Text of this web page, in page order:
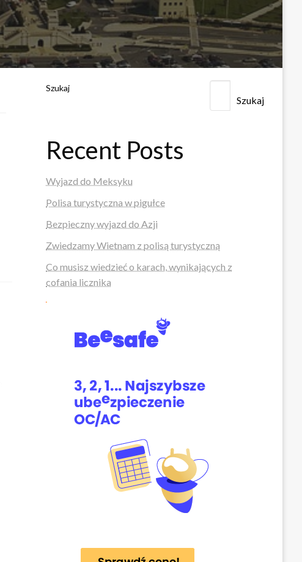
Szukaj
Szukaj
Recent Posts
Wyjazd do Meksyku
Polisa turystyczna w pigułce
Bezpieczny wyjazd do Azji
Zwiedzamy Wietnam z polisą turystyczną
Co musisz wiedzieć o karach, wynikających z
cofania licznika